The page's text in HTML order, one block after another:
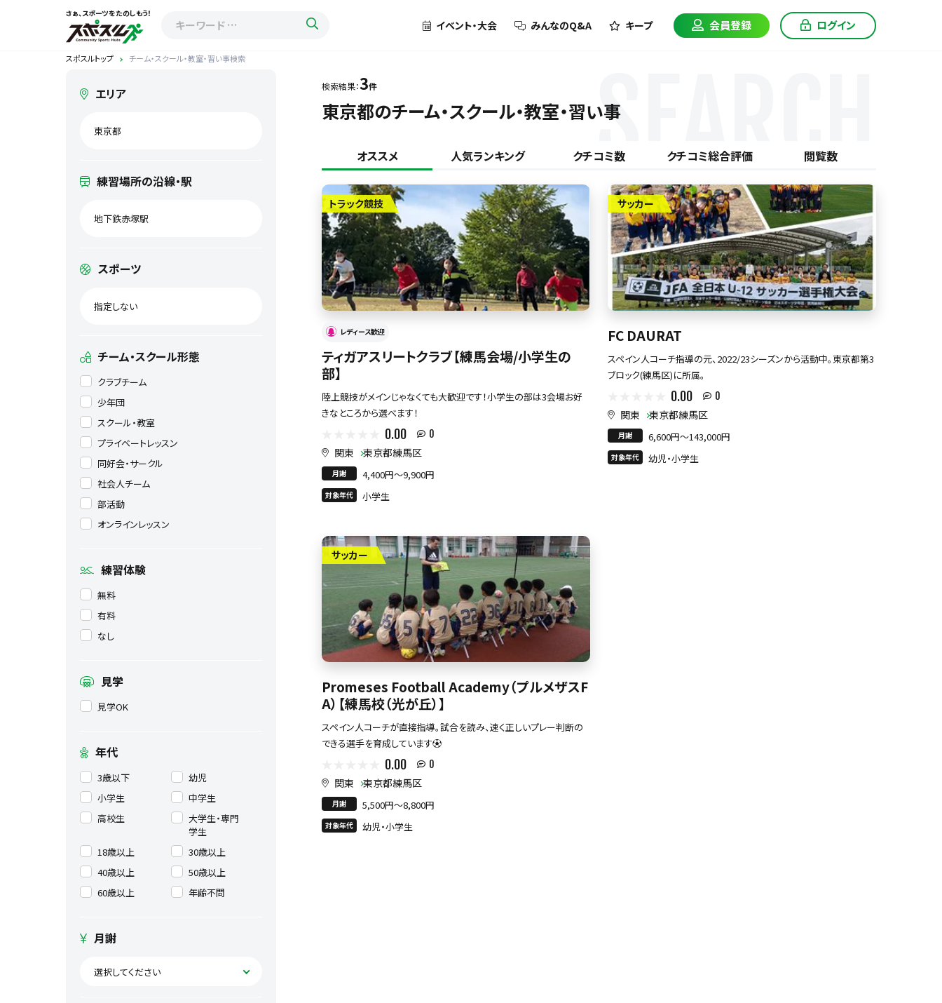
さぁ、スポーツをたのしもう！
イベント・大会 みんなのQ&A キープ 会員登録 ログイン
スポスルトップ チーム・スクール・教室・習い事検索 SEARCH
検索結果：3件
東京都のチーム・スクール・教室・習い事
オススメ 人気ランキング クチコミ数 クチコミ総合評価 閲覧数
トラック競技
レディース歓迎
ティガアスリートクラブ【練馬会場/小学生の
部】
陸上競技がメインじゃなくても大歓迎です！小学生の部は3会場お好
きなところから選べます！
0.00 0
関東 東京都練馬区
月謝 4,400円〜9,900円
対象年代 小学生
サッカー
FC DAURAT
スペイン人コーチ指導の元、2022/23シーズンから活動中。東京都第3
ブロック(練馬区)に所属。
0.00 0
関東 東京都練馬区
月謝 6,600円〜143,000円
対象年代 幼児・小学生
サッカー
Promeses Football Academy（プルメザスF
A）【練馬校（光が丘）】
スペイン人コーチが直接指導。試合を読み、速く正しいプレー判断の
できる選手を育成しています⚽
0.00 0
関東 東京都練馬区
月謝 5,500円〜8,800円
対象年代 幼児・小学生
エリア
東京都
練習場所の沿線・駅
地下鉄赤塚駅
スポーツ
指定しない
チーム・スクール形態
クラブチーム
少年団
スクール・教室
プライベートレッスン
同好会・サークル
社会人チーム
部活動
オンラインレッスン
練習体験
無料
有料
なし
見学
見学OK
年代
3歳以下
幼児
小学生
中学生
高校生
大学生・専門
学生
18歳以上
30歳以上
40歳以上
50歳以上
60歳以上
年齢不問
月謝
選択してください